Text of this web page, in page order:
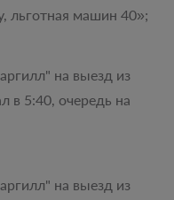
льготная машин 40»;
на выезд из
в 5:40, очередь на
на выезд из